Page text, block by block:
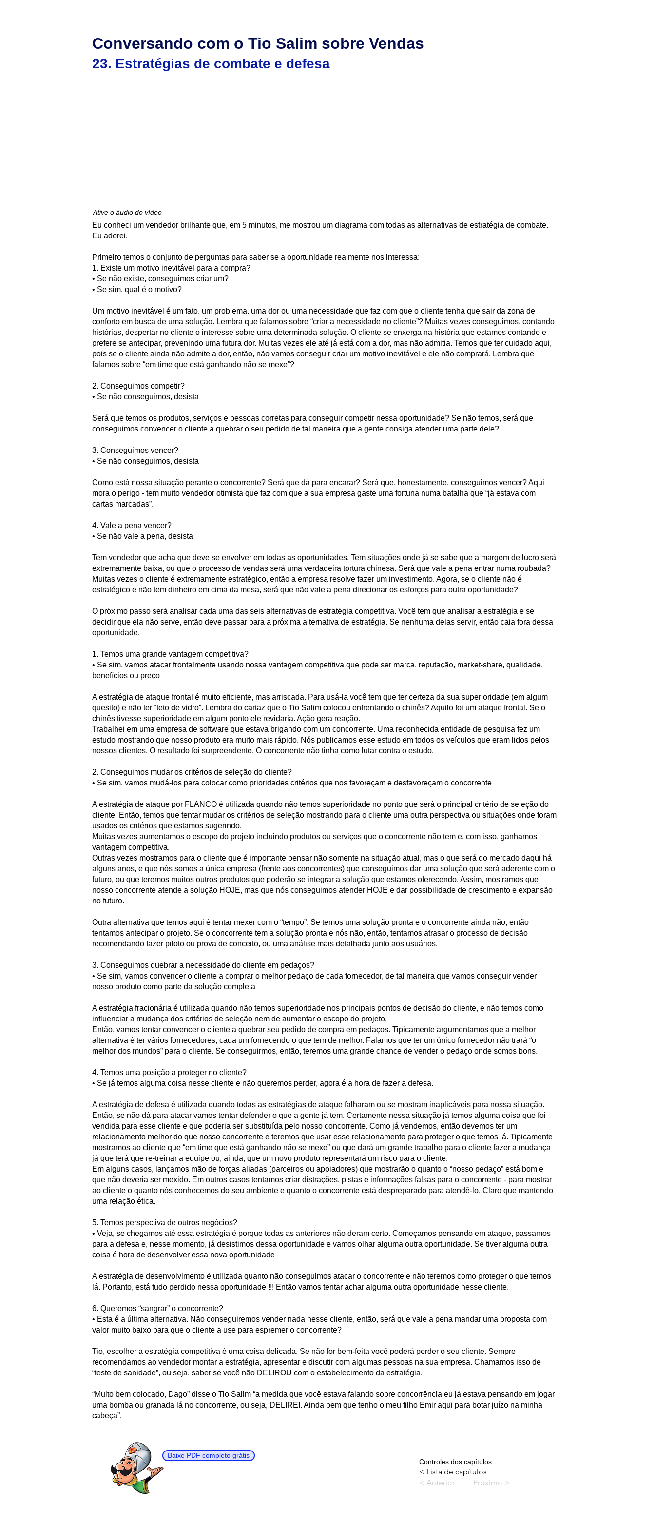
Conversando com o Tio Salim sobre Vendas
23. Estratégias de combate e defesa
Ative o áudio do vídeo
Eu conheci um vendedor brilhante que, em 5 minutos, me mostrou um diagrama com todas as alternativas de estratégia de combate.
Eu adorei.
Primeiro temos o conjunto de perguntas para saber se a oportunidade realmente nos interessa:
1. Existe um motivo inevitável para a compra?
• Se não existe, conseguimos criar um?
• Se sim, qual é o motivo?
Um motivo inevitável é um fato, um problema, uma dor ou uma necessidade que faz com que o cliente tenha que sair da zona de
conforto em busca de uma solução. Lembra que falamos sobre “criar a necessidade no cliente”? Muitas vezes conseguimos, contando
histórias, despertar no cliente o interesse sobre uma determinada solução. O cliente se enxerga na história que estamos contando e
prefere se antecipar, prevenindo uma futura dor. Muitas vezes ele até já está com a dor, mas não admitia. Temos que ter cuidado aqui,
pois se o cliente ainda não admite a dor, então, não vamos conseguir criar um motivo inevitável e ele não comprará. Lembra que
falamos sobre “em time que está ganhando não se mexe”?
2. Conseguimos competir?
• Se não conseguimos, desista
Será que temos os produtos, serviços e pessoas corretas para conseguir competir nessa oportunidade? Se não temos, será que
conseguimos convencer o cliente a quebrar o seu pedido de tal maneira que a gente consiga atender uma parte dele?
3. Conseguimos vencer?
• Se não conseguimos, desista
Como está nossa situação perante o concorrente? Será que dá para encarar? Será que, honestamente, conseguimos vencer? Aqui
mora o perigo - tem muito vendedor otimista que faz com que a sua empresa gaste uma fortuna numa batalha que “já estava com
cartas marcadas”.
4. Vale a pena vencer?
• Se não vale a pena, desista
Tem vendedor que acha que deve se envolver em todas as oportunidades. Tem situações onde já se sabe que a margem de lucro será
extremamente baixa, ou que o processo de vendas será uma verdadeira tortura chinesa. Será que vale a pena entrar numa roubada?
Muitas vezes o cliente é extremamente estratégico, então a empresa resolve fazer um investimento. Agora, se o cliente não é
estratégico e não tem dinheiro em cima da mesa, será que não vale a pena direcionar os esforços para outra oportunidade?
O próximo passo será analisar cada uma das seis alternativas de estratégia competitiva. Você tem que analisar a estratégia e se
decidir que ela não serve, então deve passar para a próxima alternativa de estratégia. Se nenhuma delas servir, então caia fora dessa
oportunidade.
1. Temos uma grande vantagem competitiva?
• Se sim, vamos atacar frontalmente usando nossa vantagem competitiva que pode ser marca, reputação, market-share, qualidade,
benefícios ou preço
A estratégia de ataque frontal é muito eficiente, mas arriscada. Para usá-la você tem que ter certeza da sua superioridade (em algum
quesito) e não ter “teto de vidro”. Lembra do cartaz que o Tio Salim colocou enfrentando o chinês? Aquilo foi um ataque frontal. Se o
chinês tivesse superioridade em algum ponto ele revidaria. Ação gera reação.
Trabalhei em uma empresa de software que estava brigando com um concorrente. Uma reconhecida entidade de pesquisa fez um
estudo mostrando que nosso produto era muito mais rápido. Nós publicamos esse estudo em todos os veículos que eram lidos pelos
nossos clientes. O resultado foi surpreendente. O concorrente não tinha como lutar contra o estudo.
2. Conseguimos mudar os critérios de seleção do cliente?
• Se sim, vamos mudá-los para colocar como prioridades critérios que nos favoreçam e desfavoreçam o concorrente
A estratégia de ataque por FLANCO é utilizada quando não temos superioridade no ponto que será o principal critério de seleção do
cliente. Então, temos que tentar mudar os critérios de seleção mostrando para o cliente uma outra perspectiva ou situações onde foram
usados os critérios que estamos sugerindo.
Muitas vezes aumentamos o escopo do projeto incluindo produtos ou serviços que o concorrente não tem e, com isso, ganhamos
vantagem competitiva.
Outras vezes mostramos para o cliente que é importante pensar não somente na situação atual, mas o que será do mercado daqui há
alguns anos, e que nós somos a única empresa (frente aos concorrentes) que conseguimos dar uma solução que será aderente com o
futuro, ou que teremos muitos outros produtos que poderão se integrar a solução que estamos oferecendo. Assim, mostramos que
nosso concorrente atende a solução HOJE, mas que nós conseguimos atender HOJE e dar possibilidade de crescimento e expansão
no futuro.
Outra alternativa que temos aqui é tentar mexer com o “tempo”. Se temos uma solução pronta e o concorrente ainda não, então
tentamos antecipar o projeto. Se o concorrente tem a solução pronta e nós não, então, tentamos atrasar o processo de decisão
recomendando fazer piloto ou prova de conceito, ou uma análise mais detalhada junto aos usuários.
3. Conseguimos quebrar a necessidade do cliente em pedaços?
• Se sim, vamos convencer o cliente a comprar o melhor pedaço de cada fornecedor, de tal maneira que vamos conseguir vender
nosso produto como parte da solução completa
A estratégia fracionária é utilizada quando não temos superioridade nos principais pontos de decisão do cliente, e não temos como
influenciar a mudança dos critérios de seleção nem de aumentar o escopo do projeto.
Então, vamos tentar convencer o cliente a quebrar seu pedido de compra em pedaços. Tipicamente argumentamos que a melhor
alternativa é ter vários fornecedores, cada um fornecendo o que tem de melhor. Falamos que ter um único fornecedor não trará “o
melhor dos mundos” para o cliente. Se conseguirmos, então, teremos uma grande chance de vender o pedaço onde somos bons.
4. Temos uma posição a proteger no cliente?
• Se já temos alguma coisa nesse cliente e não queremos perder, agora é a hora de fazer a defesa.
A estratégia de defesa é utilizada quando todas as estratégias de ataque falharam ou se mostram inaplicáveis para nossa situação.
Então, se não dá para atacar vamos tentar defender o que a gente já tem. Certamente nessa situação já temos alguma coisa que foi
vendida para esse cliente e que poderia ser substituída pelo nosso concorrente. Como já vendemos, então devemos ter um
relacionamento melhor do que nosso concorrente e teremos que usar esse relacionamento para proteger o que temos lá. Tipicamente
mostramos ao cliente que “em time que está ganhando não se mexe” ou que dará um grande trabalho para o cliente fazer a mudança
já que terá que re-treinar a equipe ou, ainda, que um novo produto representará um risco para o cliente.
Em alguns casos, lançamos mão de forças aliadas (parceiros ou apoiadores) que mostrarão o quanto o “nosso pedaço” está bom e
que não deveria ser mexido. Em outros casos tentamos criar distrações, pistas e informações falsas para o concorrente - para mostrar
ao cliente o quanto nós conhecemos do seu ambiente e quanto o concorrente está despreparado para atendê-lo. Claro que mantendo
uma relação ética.
5. Temos perspectiva de outros negócios?
• Veja, se chegamos até essa estratégia é porque todas as anteriores não deram certo. Começamos pensando em ataque, passamos
para a defesa e, nesse momento, já desistimos dessa oportunidade e vamos olhar alguma outra oportunidade. Se tiver alguma outra
coisa é hora de desenvolver essa nova oportunidade
A estratégia de desenvolvimento é utilizada quanto não conseguimos atacar o concorrente e não teremos como proteger o que temos
lá. Portanto, está tudo perdido nessa oportunidade !!! Então vamos tentar achar alguma outra oportunidade nesse cliente.
6. Queremos “sangrar” o concorrente?
• Esta é a última alternativa. Não conseguiremos vender nada nesse cliente, então, será que vale a pena mandar uma proposta com
valor muito baixo para que o cliente a use para espremer o concorrente?
Tio, escolher a estratégia competitiva é uma coisa delicada. Se não for bem-feita você poderá perder o seu cliente. Sempre
recomendamos ao vendedor montar a estratégia, apresentar e discutir com algumas pessoas na sua empresa. Chamamos isso de
“teste de sanidade”, ou seja, saber se você não DELIROU com o estabelecimento da estratégia.
“Muito bem colocado, Dago” disse o Tio Salim “a medida que você estava falando sobre concorrência eu já estava pensando em jogar
uma bomba ou granada lá no concorrente, ou seja, DELIREI. Ainda bem que tenho o meu filho Emir aqui para botar juízo na minha
cabeça”.
Baixe PDF completo grátis
< Lista de capítulos
< Anterior
Próximo >
Controles dos capítulos